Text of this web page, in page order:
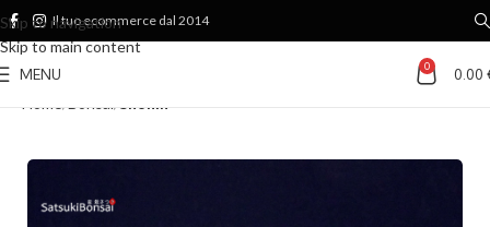
Skip to navigation
Skip to main content
Il tuo ecommerce dal 2014
MENU 0 0.00